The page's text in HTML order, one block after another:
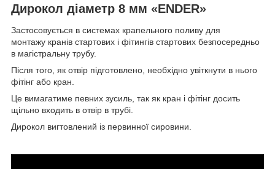
Дирокол діаметр 8 мм «ENDER»
Застосовується в системах крапельного поливу для
монтажу кранів стартових і фітингів стартових безпосередньо
в магістральну трубу.
Після того, як отвір підготовлено, необхідно увіткнути в нього
фітінг або кран.
Це вимагатиме певних зусиль, так як кран і фітінг досить
щільно входить в отвір в трубі.
Дирокол вигтовлений із первинної сировини.